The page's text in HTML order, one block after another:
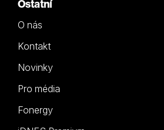
Ostatní
O nás
Kontakt
Novinky
Pro média
Fonergy